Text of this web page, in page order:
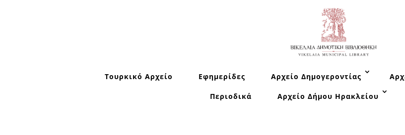
Τουρκικό Αρχείο Εφημερίδες Αρχείο Δημογεροντίας
Περιοδικά Αρχείο Δήμου Ηρακλείου